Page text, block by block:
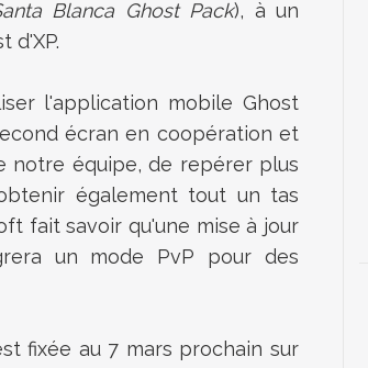
Blanca Ghost Pack), à un
d'XP.
l'application mobile Ghost
écran en coopération et
notre équipe, de repérer plus
également tout un tas
fait savoir qu'une mise à jour
un mode PvP pour des
fixée au 7 mars prochain sur